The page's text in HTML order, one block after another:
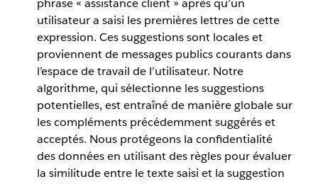
phrase « assistance client » après qu’un
utilisateur a saisi les premières lettres de cette
expression. Ces suggestions sont locales et
proviennent de messages publics courants dans
l’espace de travail de l’utilisateur. Notre
algorithme, qui sélectionne les suggestions
potentielles, est entraîné de manière globale sur
les compléments précédemment suggérés et
acceptés. Nous protégeons la confidentialité
des données en utilisant des règles pour évaluer
la similitude entre le texte saisi et la suggestion